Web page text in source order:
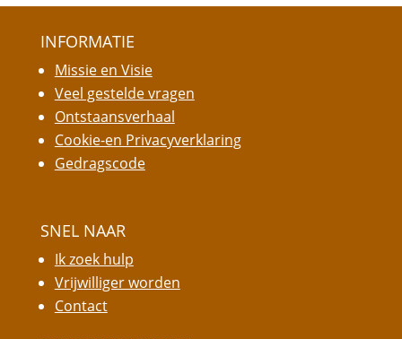
INFORMATIE
Missie en Visie
Veel gestelde vragen
Ontstaansverhaal
Cookie-en Privacyverklaring
Gedragscode
SNEL NAAR
Ik zoek hulp
Vrijwilliger worden
Contact